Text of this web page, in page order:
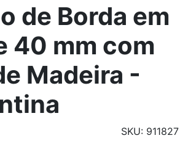
de Borda em
40 mm com
Madeira -
SKU: 911827